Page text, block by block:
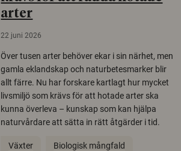
arter
22 juni 2026
Över tusen arter behöver ekar i sin närhet, men
gamla eklandskap och naturbetesmarker blir
allt färre. Nu har forskare kartlagt hur mycket
livsmiljö som krävs för att hotade arter ska
kunna överleva – kunskap som kan hjälpa
naturvårdare att sätta in rätt åtgärder i tid.
Växter Biologisk mångfald